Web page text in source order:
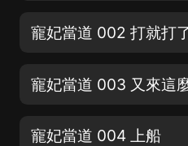
寵妃當道 002 打就打
寵妃當道 003 又來這
寵妃當道 004 上船